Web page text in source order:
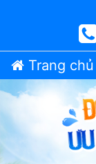
Trang chủ